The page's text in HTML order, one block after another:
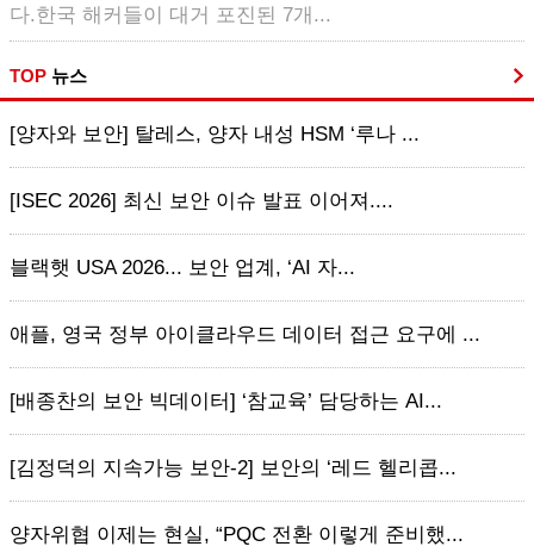
다.한국 해커들이 대거 포진된 7개...
TOP 뉴스
[양자와 보안] 탈레스, 양자 내성 HSM ‘루나 ...
[ISEC 2026] 최신 보안 이슈 발표 이어져....
블랙햇 USA 2026... 보안 업계, ‘AI 자...
애플, 영국 정부 아이클라우드 데이터 접근 요구에 ...
[배종찬의 보안 빅데이터] ‘참교육’ 담당하는 AI...
[김정덕의 지속가능 보안-2] 보안의 ‘레드 헬리콥...
양자위협 이제는 현실, “PQC 전환 이렇게 준비했...